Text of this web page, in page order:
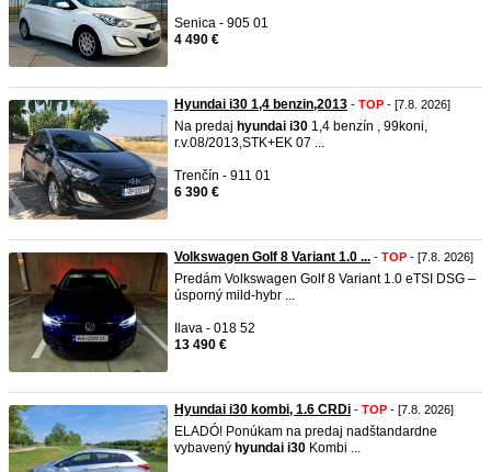
Senica - 905 01
4 490 €
Hyundai i30 1,4 benzin,2013 - TOP - [7.8. 2026]
Na predaj hyundai i30 1,4 benzín , 99koni,
r.v.08/2013,STK+EK 07 ...
Trenčín - 911 01
6 390 €
Volkswagen Golf 8 Variant 1.0 ... - TOP - [7.8. 2026]
Predám Volkswagen Golf 8 Variant 1.0 eTSI DSG –
úsporný mild-hybr ...
Ilava - 018 52
13 490 €
Hyundai i30 kombi, 1.6 CRDi - TOP - [7.8. 2026]
ELADÓ! Ponúkam na predaj nadštandardne
vybavený hyundai i30 Kombi ...